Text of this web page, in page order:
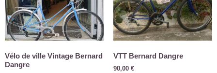
Vélo de ville Vintage Bernard
Dangre
VTT Bernard Dangre
90,00 €